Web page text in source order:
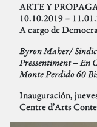
ARTE Y
10.10.2019 –
A cargo de
Byron Maher/
Pressentiment – En
Monte Perdido 60
Inauguración,
Centre d’Arts